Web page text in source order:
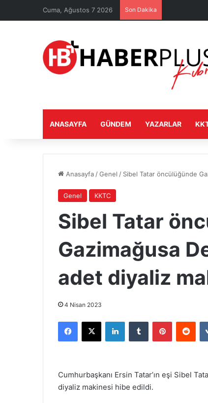
Cuma, Ağustos 7 2026 Son Dakika
ANASAYFA GÜNDEM YAZARLAR
Anasayfa /Genel / Sibel Tatar öncülüğünde
Genel KKTC
Sibel Tatar
Gazimağusa
adet diyaliz
4 Nisan 2023
Facebook
X LinkedInTumblr Pinterest
Cumhurbaşkanı Ersin Tatar’ın eşi Sibel
diyaliz makinesi hibe edildi.